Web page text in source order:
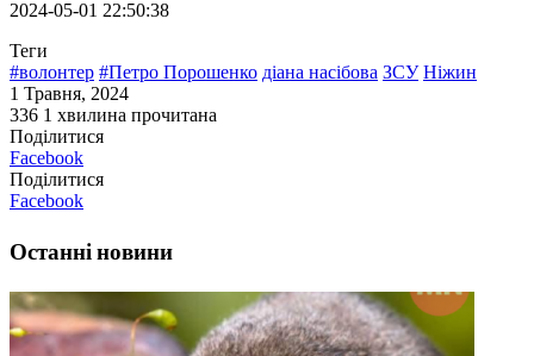
2024-05-01 22:50:38
Теги
#волонтер #Петро Порошенко діана насібова ЗСУ Ніжин
1 Травня, 2024
336 1 хвилина прочитана
Поділитися
Facebook
Поділитися
Facebook
Останні новини